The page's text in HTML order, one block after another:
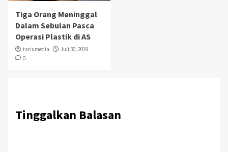
Tiga Orang Meninggal
Dalam Sebulan Pasca
Operasi Plastik di AS
tariumedia
Juli 30, 2019
0
Tinggalkan Balasan